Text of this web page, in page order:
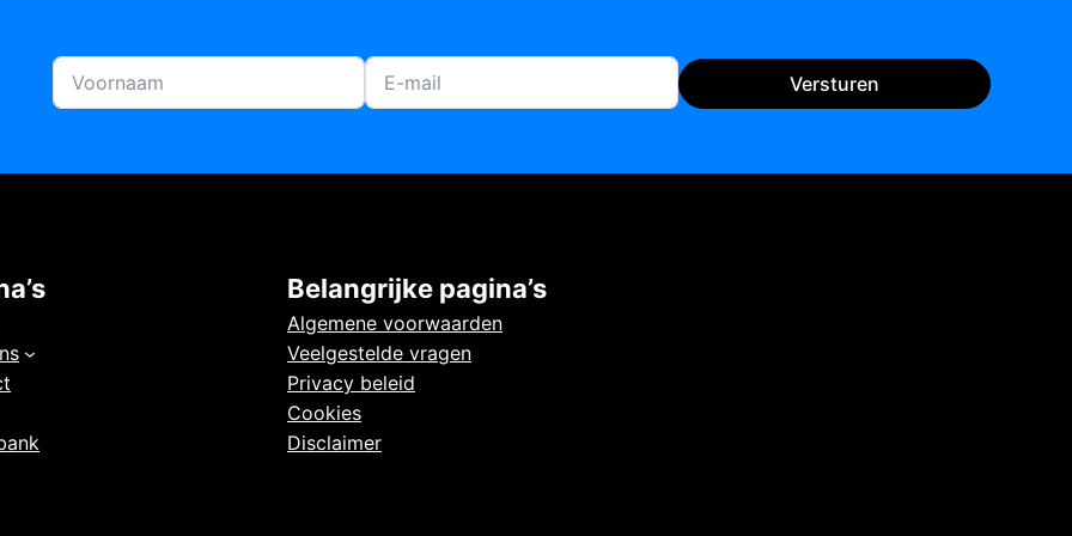
Versturen
Belangrijke pagina’s
Algemene voorwaarden
Veelgestelde vragen
Privacy beleid
Cookies
Disclaimer